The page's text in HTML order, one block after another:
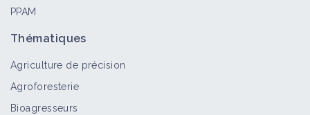
PPAM
Thématiques
Agriculture de précision
Agroforesterie
Bioagresseurs